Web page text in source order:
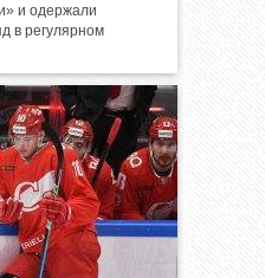
и одержали
в регулярном